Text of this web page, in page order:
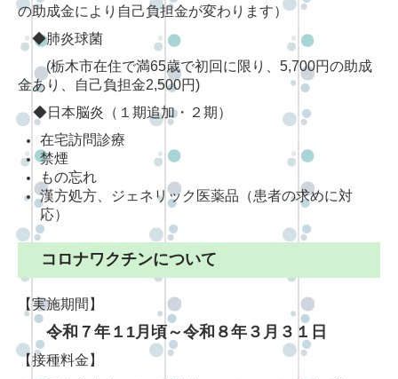
の助成金により自己負担金が変わります）
◆肺炎球菌
(栃木市在住で満65歳で初回に限り、5,700円の助成
金あり、自己負担金2,500円)
◆日本脳炎（１ 期追加・２期）
在宅訪問診療
禁煙
もの忘れ
漢方処方、ジェネリック医薬品（患者の求めに対
応）
コロナワクチンについて
【実施期間】
令和７年１1月頃～令和８年３月３１日
【接種料金】